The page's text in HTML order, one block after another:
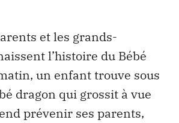
et les grands-
l’histoire du Bébé
un enfant trouve sous
dragon qui grossit à vue
prévenir ses parents,